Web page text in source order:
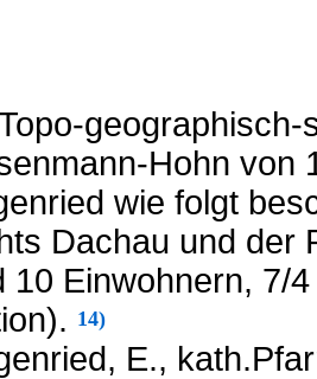
Hohn von
wie folgt
Dachau und der
7/4
14)
E.,